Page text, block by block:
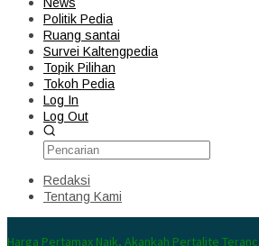
Politik Pedia
Ruang santai
Survei Kaltengpedia
Topik Pilihan
Tokoh Pedia
Log In
Log Out
Redaksi
Tentang Kami
Harga Pertamax Naik, Akankah Pertalite